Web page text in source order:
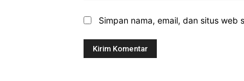
Simpan nama, email, dan situs web